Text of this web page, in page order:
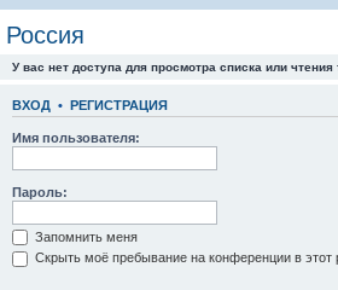
Россия
У вас нет доступа для просмотра списка или
ВХОД • РЕГИСТРАЦИЯ
Имя пользователя:
Пароль:
Запомнить меня
Скрыть моё пребывание на конференции в этот